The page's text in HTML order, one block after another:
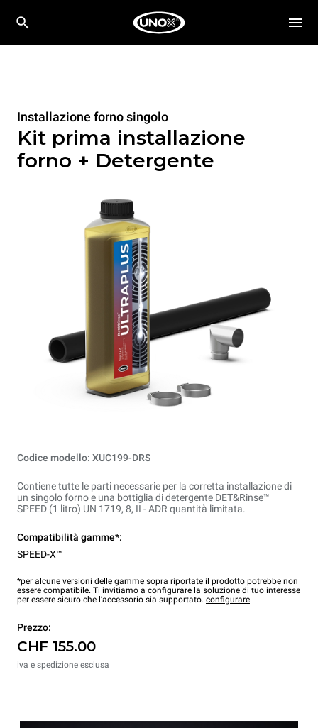
Installazione forno singolo
Kit prima installazione
forno + Detergente
Codice modello: XUC199-DRS
Contiene tutte le parti necessarie per la corretta installazione di
un singolo forno e una bottiglia di detergente DET&Rinse™
SPEED (1 litro) UN 1719, 8, II - ADR quantità limitata.
Compatibilità gamme*:
SPEED-X™
*per alcune versioni delle gamme sopra riportate il prodotto potrebbe non
essere compatibile. Ti invitiamo a configurare la soluzione di tuo interesse
per essere sicuro che l’accessorio sia supportato. configurare
Prezzo:
CHF 155.00
iva e spedizione esclusa